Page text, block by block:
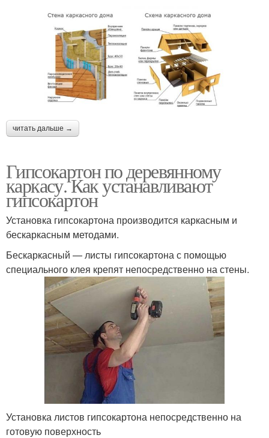
читать дальше →
Гипсокартон по деревянному
каркасу. Как устанавливают
гипсокартон
Установка гипсокартона производится каркасным и
бескаркасным методами.
Бескаркасный — листы гипсокартона с помощью
специального клея крепят непосредственно на стены.
Установка листов гипсокартона непосредственно на
готовую поверхность